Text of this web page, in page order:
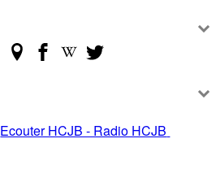
Ecouter HCJB - Radio HCJB